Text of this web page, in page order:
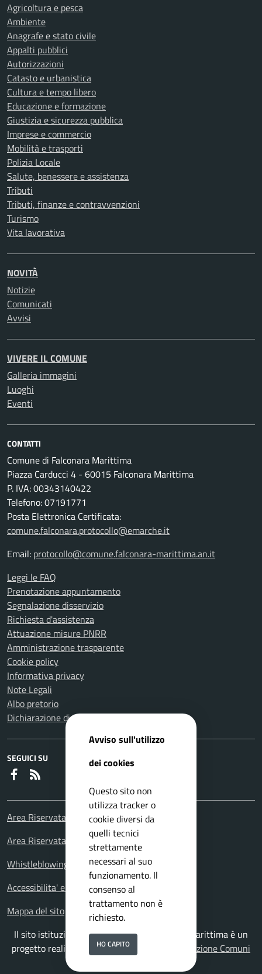
Agricoltura e pesca
Ambiente
Anagrafe e stato civile
Appalti pubblici
Autorizzazioni
Catasto e urbanistica
Cultura e tempo libero
Educazione e formazione
Giustizia e sicurezza pubblica
Imprese e commercio
Mobilità e trasporti
Polizia Locale
Salute, benessere e assistenza
Tributi
Tributi, finanze e contravvenzioni
Turismo
Vita lavorativa
NOVITÀ
Notizie
Comunicati
Avvisi
VIVERE IL COMUNE
Galleria immagini
Luoghi
Eventi
CONTATTI
Comune di Falconara Marittima
Piazza Carducci 4 - 60015 Falconara Marittima
P. IVA: 00343140422
Telefono: 07191771
Posta Elettronica Certificata:
comune.falconara.protocollo@emarche.it
Email: protocollo@comune.falconara-marittima.an.it
Leggi le FAQ
Prenotazione appuntamento
Segnalazione disservizio
Richiesta d'assistenza
Attuazione misure PNRR
Amministrazione trasparente
Cookie policy
Informativa privacy
Note Legali
Albo pretorio
Dichiarazione di accessibilità
SEGUICI SU
Faceboook
Area Riservata Consiglieri Comunali
Area Riservata Polizia Locale
Whistleblowing – Segnalazioni illeciti
Accessibilita' e meccanismo di feedback
Mappa del sito
Il sito istituzionale del Comune di Falconara Marittima è un
progetto realizzato daISWEB S.p.A.
Soluzione Comuni
Avviso sull'utilizzo
dei cookies
Questo sito non
utilizza tracker o
cookie diversi da
quelli tecnici
strettamente
necessari al suo
funzionamento. Il
consenso al
trattamento non è
richiesto.
HO CAPITO